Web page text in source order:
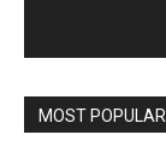
MOST POPULAR